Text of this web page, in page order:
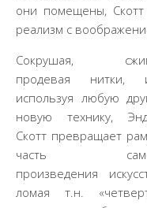
они помещены, Скотт
реализм с
Сокрушая,
продевая нитки,
используя любую
новую технику,
Скотт превращает
часть
произведения
ломая т.н.